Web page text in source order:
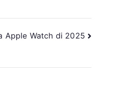
Apple Watch di 2025